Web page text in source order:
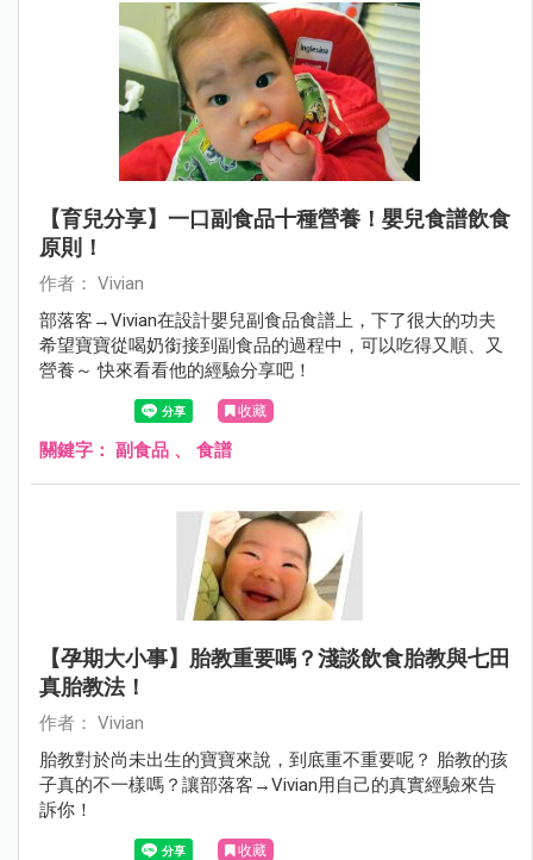
【育兒分享】一口副食品十種營養！嬰兒食譜飲食
原則！
作者： Vivian
部落客→Vivian在設計嬰兒副食品食譜上，下了很大的功夫
希望寶寶從喝奶銜接到副食品的過程中，可以吃得又順、又
營養～ 快來看看他的經驗分享吧！
收藏
關鍵字： 副食品 、 食譜
【孕期大小事】胎教重要嗎？淺談飲食胎教與七田
真胎教法！
作者： Vivian
胎教對於尚未出生的寶寶來說，到底重不重要呢？ 胎教的孩
子真的不一樣嗎？讓部落客→Vivian用自己的真實經驗來告
訴你！
收藏